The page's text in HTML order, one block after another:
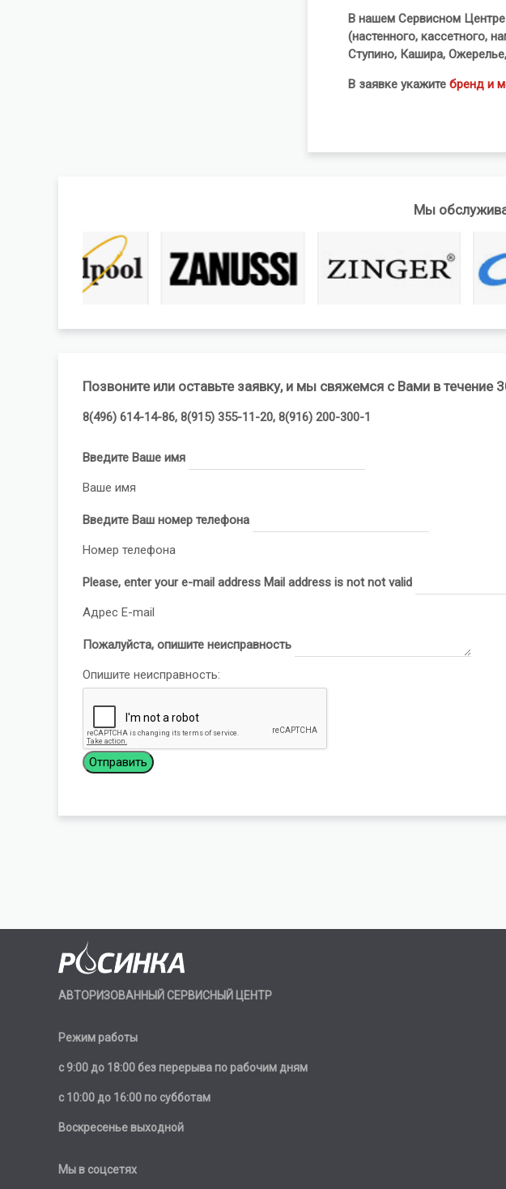
В нашем Сервисном
(настенного, кассетного,
Ступино, Кашира,
В заявке укажите бренд и
Мы
Позвоните или оставьте заявку, и мы свяжемся с Вами в течение
8(496) 614-14-86, 8(915) 355-11-20, 8(916) 200-300-1
Введите Ваше имя
Ваше имя
Введите Ваш номер телефона
Номер телефона
Please, enter your e-mail address Mail address is not not valid
Адрес E-mail
Пожалуйста, опишите неисправность
Опишите неисправность:
АВТОРИЗОВАННЫЙ СЕРВИСНЫЙ ЦЕНТР
Режим работы
с 9:00 до 18:00 без перерыва по рабочим дням
с 10:00 до 16:00 по субботам
Воскресенье выходной
Мы в соцсетях